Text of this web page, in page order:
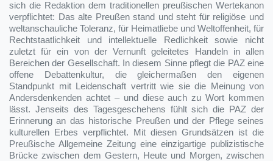
sich die Redaktion dem traditionellen preußischen Wertekanon
verpflichtet: Das alte Preußen stand und steht für religiöse und
weltanschauliche Toleranz, für Heimatliebe und Weltoffenheit, für
Rechtstaatlichkeit und intellektuelle Redlichkeit sowie nicht
zuletzt für ein von der Vernunft geleitetes Handeln in allen
Bereichen der Gesellschaft. In diesem Sinne pflegt die PAZ eine
offene Debattenkultur, die gleichermaßen den eigenen
Standpunkt mit Leidenschaft vertritt wie sie die Meinung von
Andersdenkenden achtet – und diese auch zu Wort kommen
lässt. Jenseits des Tagesgeschehens fühlt sich die PAZ der
Erinnerung an das historische Preußen und der Pflege seines
kulturellen Erbes verpflichtet. Mit diesen Grundsätzen ist die
Preußische Allgemeine Zeitung eine einzigartige publizistische
Brücke zwischen dem Gestern, Heute und Morgen, zwischen